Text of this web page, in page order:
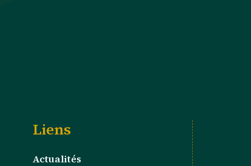
Liens
Actualités